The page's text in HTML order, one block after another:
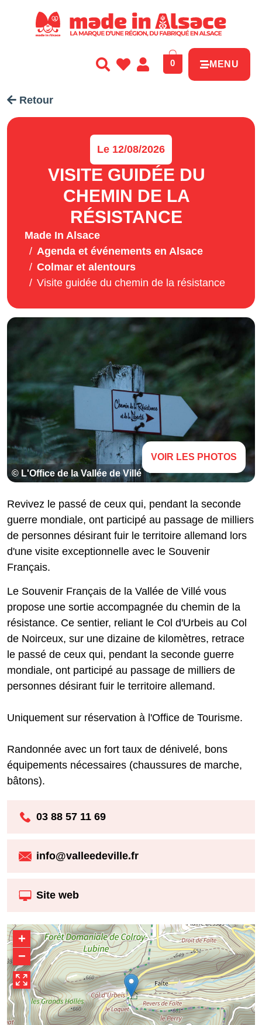
0 MENU
Retour
Le 12/08/2026
VISITE GUIDÉE DU
CHEMIN DE LA
RÉSISTANCE
Made In Alsace
Agenda et événements en Alsace
Colmar et alentours
Visite guidée du chemin de la résistance
© L'Office de la Vallée de Villé
VOIR LES PHOTOS
Revivez le passé de ceux qui, pendant la seconde
guerre mondiale, ont participé au passage de milliers
de personnes désirant fuir le territoire allemand lors
d'une visite exceptionnelle avec le Souvenir
Français.
Le Souvenir Français de la Vallée de Villé vous
propose une sortie accompagnée du chemin de la
résistance. Ce sentier, reliant le Col d'Urbeis au Col
de Noirceux, sur une dizaine de kilomètres, retrace
le passé de ceux qui, pendant la seconde guerre
mondiale, ont participé au passage de milliers de
personnes désirant fuir le territoire allemand.
Uniquement sur réservation à l'Office de Tourisme.
Randonnée avec un fort taux de dénivelé, bons
équipements nécessaires (chaussures de marche,
bâtons).
03 88 57 11 69
info@valleedeville.fr
Site web
+
−